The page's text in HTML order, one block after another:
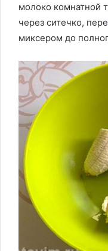
молоко комнатной
через ситечко,
миксером до